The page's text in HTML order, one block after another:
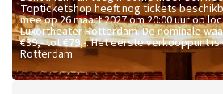
Topticketshop heeft nog tickets
mee op 26 maart 2027 om 20:00 uur op
Luxortheater Rotterdam. De nominale
€39,- tot €79,-. Het eerste verkooppunt is
Rotterdam.